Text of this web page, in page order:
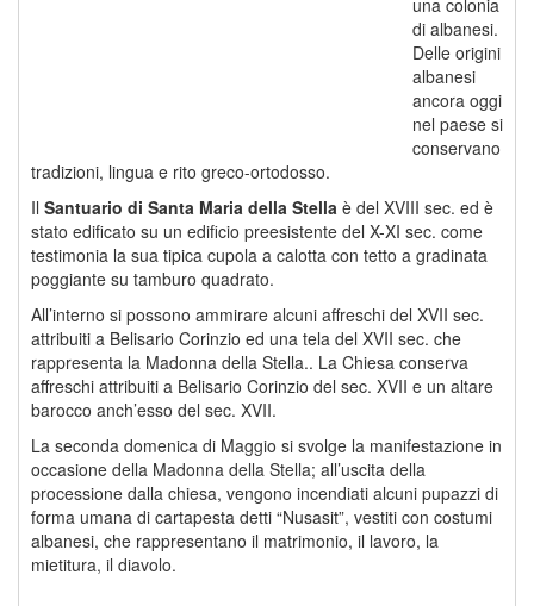
una colonia
di albanesi.
Delle origini
albanesi
ancora oggi
nel paese si
conservano
tradizioni, lingua e rito greco-ortodosso.
Il Santuario di Santa Maria della Stella è del XVIII sec. ed è
stato edificato su un edificio preesistente del X-XI sec. come
testimonia la sua tipica cupola a calotta con tetto a gradinata
poggiante su tamburo quadrato.
All’interno si possono ammirare alcuni affreschi del XVII sec.
attribuiti a Belisario Corinzio ed una tela del XVII sec. che
rappresenta la Madonna della Stella.. La Chiesa conserva
affreschi attribuiti a Belisario Corinzio del sec. XVII e un altare
barocco anch’esso del sec. XVII.
La seconda domenica di Maggio si svolge la manifestazione in
occasione della Madonna della Stella; all’uscita della
processione dalla chiesa, vengono incendiati alcuni pupazzi di
forma umana di cartapesta detti “Nusasit”, vestiti con costumi
albanesi, che rappresentano il matrimonio, il lavoro, la
mietitura, il diavolo.